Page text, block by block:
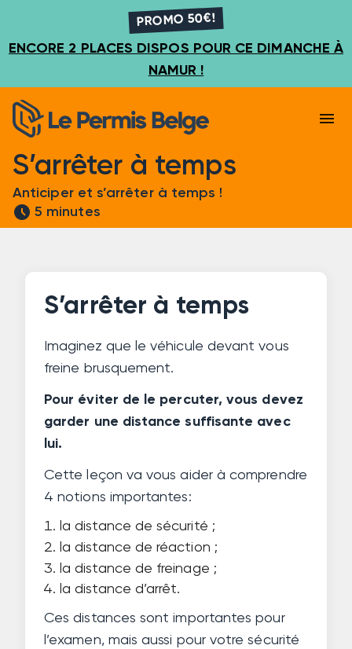
PROMO 50€!
ENCORE 2 PLACES DISPOS POUR CE DIMANCHE À
NAMUR !
menu
S’arrêter à temps
Anticiper et s’arrêter à temps !
schedule 5 minutes
S’arrêter à temps
Imaginez que le véhicule devant vous
freine brusquement.
Pour éviter de le percuter, vous devez
garder une distance suffisante avec
lui.
Cette leçon va vous aider à comprendre
4 notions importantes:
la distance de sécurité ;
la distance de réaction ;
la distance de freinage ;
la distance d’arrêt.
Ces distances sont importantes pour
l’examen, mais aussi pour votre sécurité